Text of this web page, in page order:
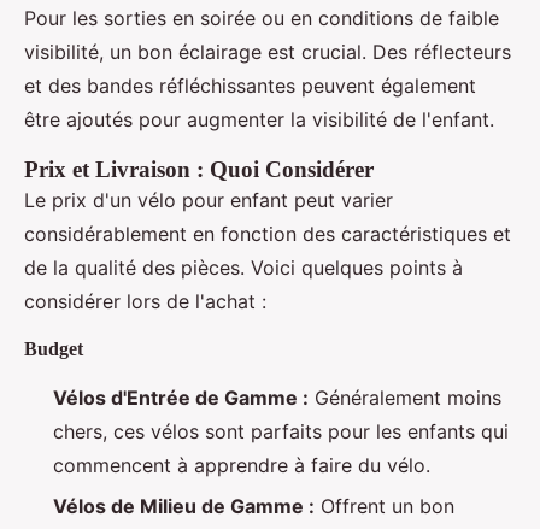
Pour les sorties en soirée ou en conditions de faible
visibilité, un bon éclairage est crucial. Des réflecteurs
et des bandes réfléchissantes peuvent également
être ajoutés pour augmenter la visibilité de l'enfant.
Prix et Livraison : Quoi Considérer
Le prix d'un vélo pour enfant peut varier
considérablement en fonction des caractéristiques et
de la qualité des pièces. Voici quelques points à
considérer lors de l'achat :
Budget
Vélos d'Entrée de Gamme : Généralement moins
chers, ces vélos sont parfaits pour les enfants qui
commencent à apprendre à faire du vélo.
Vélos de Milieu de Gamme : Offrent un bon